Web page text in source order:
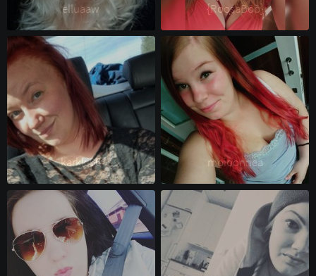
elluaaw {RoosaBöö}
karkki96 moioonnea